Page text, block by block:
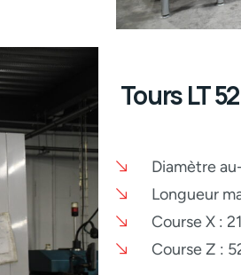
Tours LT
Diamètre
Longueur
Course X :
Course Z :